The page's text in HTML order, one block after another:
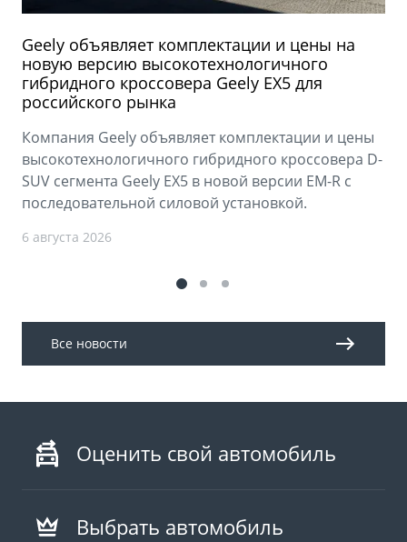
Geely объявляет комплектации и цены на
новую версию высокотехнологичного
гибридного кроссовера Geely EX5 для
российского рынка
Компания Geely объявляет комплектации и цены
высокотехнологичного гибридного кроссовера D-
SUV сегмента Geely EX5 в новой версии EM-R с
последовательной силовой установкой.
6 августа 2026
Все новости
Оценить свой автомобиль
Выбрать автомобиль